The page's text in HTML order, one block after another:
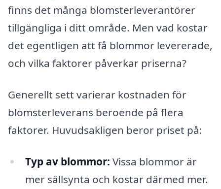
finns det många blomsterleverantörer
tillgängliga i ditt område. Men vad kostar
det egentligen att få blommor levererade,
och vilka faktorer påverkar priserna?
Generellt sett varierar kostnaden för
blomsterleverans beroende på flera
faktorer. Huvudsakligen beror priset på:
Typ av blommor: Vissa blommor är
mer sällsynta och kostar därmed mer.